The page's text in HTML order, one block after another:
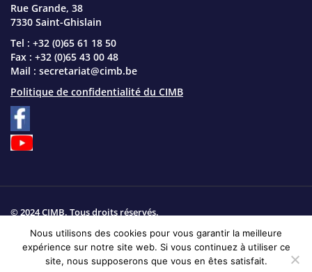
Rue Grande, 38
7330 Saint-Ghislain
Tel : +32 (0)65 61 18 50
Fax : +32 (0)65 43 00 48
Mail : secretariat@cimb.be
Politique de confidentialité du CIMB
© 2024 CIMB. Tous droits réservés.
Plan du site
Site web réalisé parProduweb
Nous utilisons des cookies pour vous garantir la meilleure
expérience sur notre site web. Si vous continuez à utiliser ce
site, nous supposerons que vous en êtes satisfait.